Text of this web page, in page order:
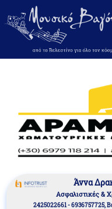
Άννα
Aσφαλιστικές &
2425022661 - 6936757725,